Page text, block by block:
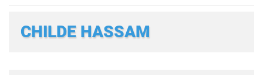
CHILDE HASSAM